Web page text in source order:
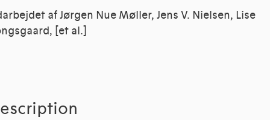
af Jørgen Nue Møller, Jens V. Nielsen, Lise
[et al.]